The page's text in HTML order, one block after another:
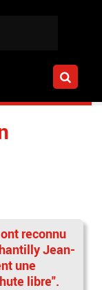
reconnu
Jean-
une
libre".